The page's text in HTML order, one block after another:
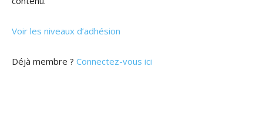
Voir les niveaux d’adhésion
Déjà membre ? Connectez-vous ici